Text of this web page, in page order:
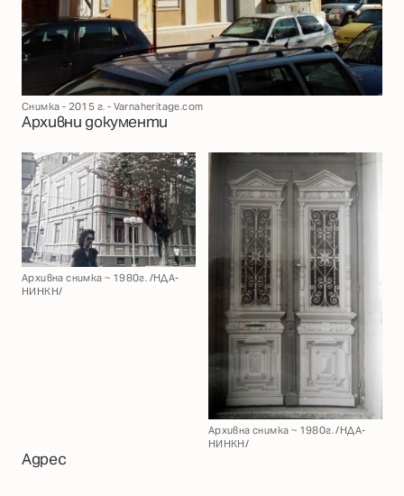
Снимка - 2015 г. - Varnaheritage.com
Архивни документи
Архивна снимка ~ 1980г. /НДА-
НИНКН/
Архивна снимка ~ 1980г. /НДА-
НИНКН/
Адрес